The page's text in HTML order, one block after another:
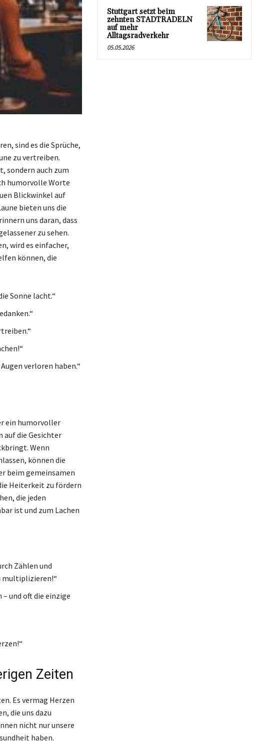
sind es die Sprüche,
zu vertreiben.
sondern auch zum
humorvolle Worte
Blickwinkel auf
bieten uns die
uns daran, dass
zu sehen.
wird es einfacher,
können, die
Sonne lacht.“
verloren haben.“
ein humorvoller
auf die Gesichter
Wenn
können die
beim gemeinsamen
Heiterkeit zu fördern
die jeden
ist und zum Lachen
Zählen und
multiplizieren!“
– und oft die einzige
Zeiten
Es vermag Herzen
die uns dazu
nicht nur unsere
haben.
Stuttgart setzt beim
zehnten STADTRADELN
auf mehr
Alltagsradverkehr
05.05.2026